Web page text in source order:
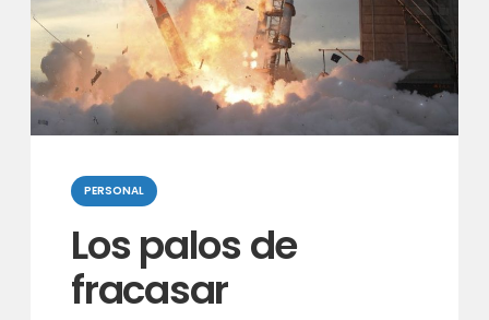
Categorias
PERSONAL
Los palos de
fracasar